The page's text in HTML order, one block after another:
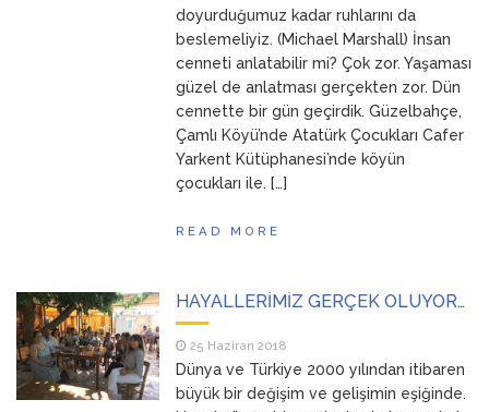
doyurduğumuz kadar ruhlarını da
beslemeliyiz. (Michael Marshall) İnsan
cenneti anlatabilir mi? Çok zor. Yaşaması
güzel de anlatması gerçekten zor. Dün
cennette bir gün geçirdik. Güzelbahçe,
Çamlı Köyü’nde Atatürk Çocukları Cafer
Yarkent Kütüphanesi’nde köyün
çocukları ile. […]
READ MORE
HAYALLERİMİZ GERÇEK OLUYOR…
25 Haziran 2018
Dünya ve Türkiye 2000 yılından itibaren
büyük bir değişim ve gelişimin eşiğinde.